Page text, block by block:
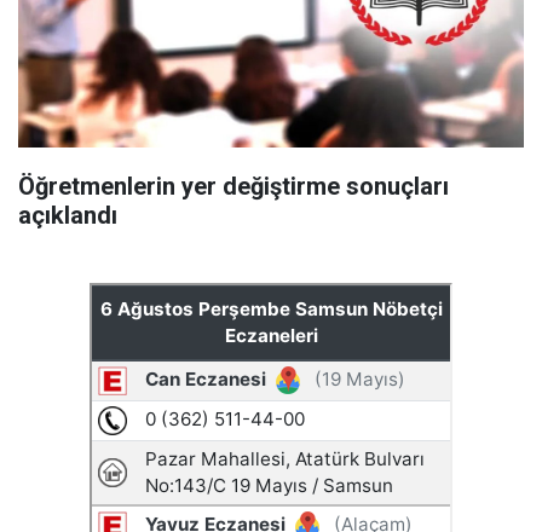
Öğretmenlerin yer değiştirme sonuçları
açıklandı